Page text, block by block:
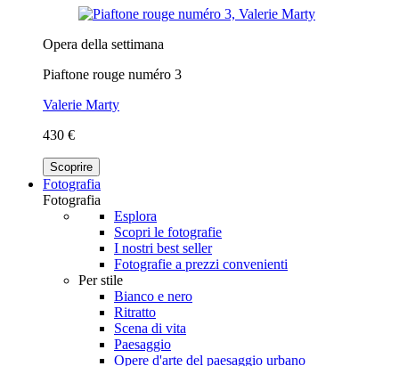
Opera della settimana
Piaftone rouge numéro 3
Valerie Marty
430 €
Scoprire
Fotografia
Fotografia
Esplora
Scopri le fotografie
I nostri best seller
Fotografie a prezzi convenienti
Per stile
Bianco e nero
Ritratto
Scena di vita
Paesaggio
Opere d'arte del paesaggio urbano